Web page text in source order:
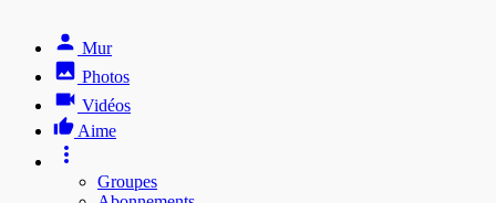
Mur
Photos
Vidéos
Aime
Groupes